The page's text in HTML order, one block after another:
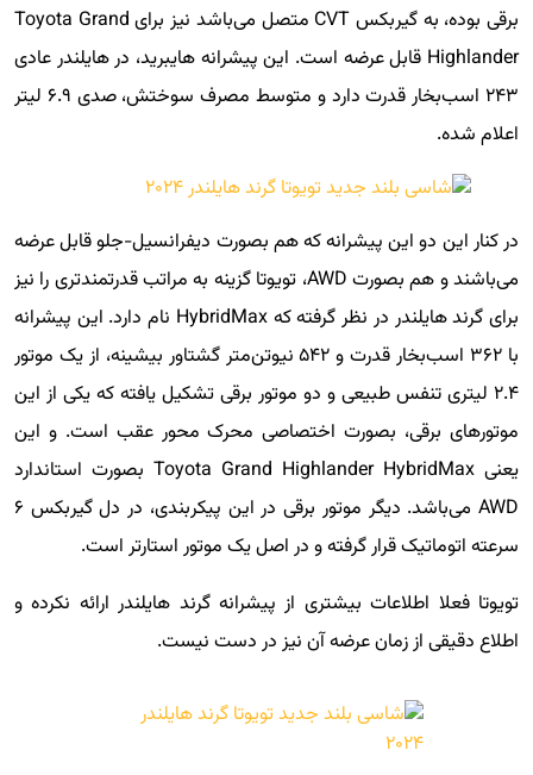
برقی بوده، به گیربکس CVT متصل می‌باشد نیز برای Toyota Grand
Highlander قابل عرضه است. این پیشرانه هایبرید، در هایلندر عادی
۲۴۳ اسب‌بخار قدرت دارد و متوسط مصرف سوختش، صدی ۶.۹ لیتر
اعلام شده.
در کنار این دو این پیشرانه که هم بصورت دیفرانسیل-جلو قابل عرضه
می‌باشند و هم بصورت AWD، تویوتا گزینه به مراتب قدرتمندتری را نیز
برای گرند هایلندر در نظر گرفته که HybridMax نام دارد. این پیشرانه
با ۳۶۲ اسب‌بخار قدرت و ۵۴۲ نیوتن‌متر گشتاور بیشینه، از یک موتور
۲.۴ لیتری تنفس طبیعی و دو موتور برقی تشکیل یافته که یکی از این
موتورهای برقی، بصورت اختصاصی محرک محور عقب است. و این
یعنی Toyota Grand Highlander HybridMax بصورت استاندارد
AWD می‌باشد. دیگر موتور برقی در این پیکربندی، در دل گیربکس ۶
سرعته اتوماتیک قرار گرفته و در اصل یک موتور استارتر است.
تویوتا فعلا اطلاعات بیشتری از پیشرانه گرند هایلندر ارائه نکرده و
اطلاع دقیقی از زمان عرضه آن نیز در دست نیست.